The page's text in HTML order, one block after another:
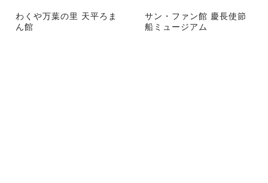
わくや万葉の里 天平ろま
ん館
サン・ファン館 慶長使節
船ミュージアム